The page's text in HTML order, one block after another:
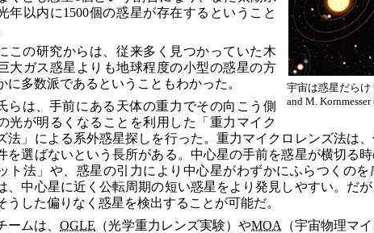
宇宙は惑星だらけ
and M. Kornmesser
年以内に1500個の惑星が存在するということ
この研究からは、従来多く見つかっていた木
大ガス惑星よりも地球程度の小型の惑星の方
に多数派であるということもわかった。
らは、手前にある天体の重力でその向こう側
光が明るくなることを利用した「重力マイク
法」による系外惑星探しを行った。重力マイクロレンズ法は
を選ばないという長所がある。中心星の手前を惑星が横切る
ト法」や、惑星の引力により中心星がわずかにふらつくの
、中心星に近く公転周期の短い惑星をより発見しやすい。だ
うした偏りなく惑星を検出することが可能だ。
ームは、OGLE （光学重力レンズ実験）やMOA
（宇宙物理マ